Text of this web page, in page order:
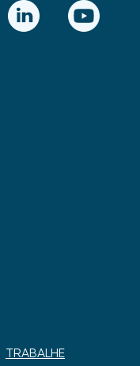
LinkedIn YouTube
TRABALHE